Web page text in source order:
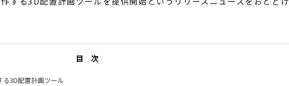
目 次
3D配置計画ツール